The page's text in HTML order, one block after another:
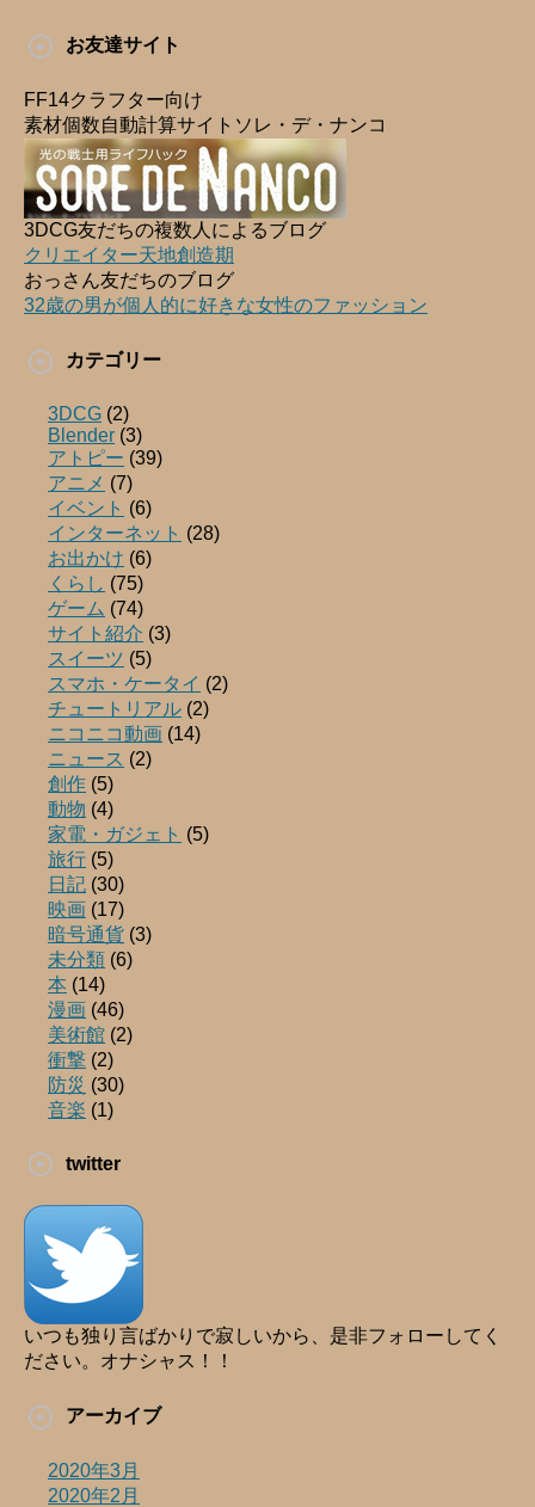
お友達サイト
FF14クラフター向け
素材個数自動計算サイトソレ・デ・ナンコ
3DCG友だちの複数人によるブログ
クリエイター天地創造期
おっさん友だちのブログ
32歳の男が個人的に好きな女性のファッション
カテゴリー
3DCG (2)
Blender (3)
アトピー (39)
アニメ (7)
イベント (6)
インターネット (28)
お出かけ (6)
くらし (75)
ゲーム (74)
サイト紹介 (3)
スイーツ (5)
スマホ・ケータイ (2)
チュートリアル (2)
ニコニコ動画 (14)
ニュース (2)
創作 (5)
動物 (4)
家電・ガジェト (5)
旅行 (5)
日記 (30)
映画 (17)
暗号通貨 (3)
未分類 (6)
本 (14)
漫画 (46)
美術館 (2)
衝撃 (2)
防災 (30)
音楽 (1)
twitter
いつも独り言ばかりで寂しいから、是非フォローしてく
ださい。オナシャス！！
アーカイブ
2020年3月
2020年2月